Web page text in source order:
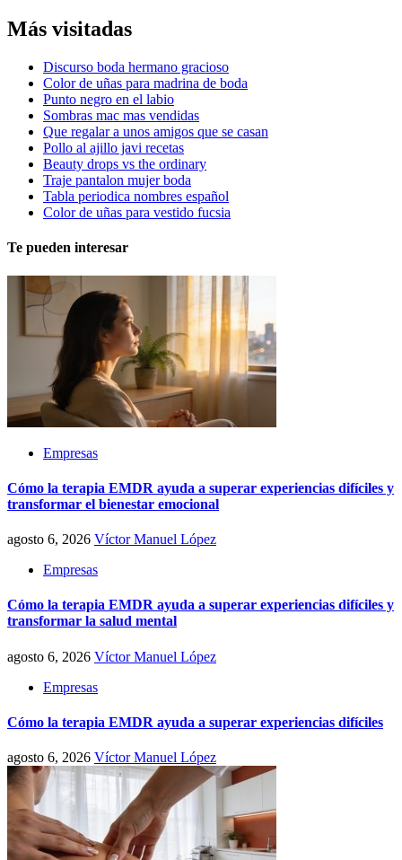
Más visitadas
Discurso boda hermano gracioso
Color de uñas para madrina de boda
Punto negro en el labio
Sombras mac mas vendidas
Que regalar a unos amigos que se casan
Pollo al ajillo javi recetas
Beauty drops vs the ordinary
Traje pantalon mujer boda
Tabla periodica nombres español
Color de uñas para vestido fucsia
Te pueden interesar
Empresas
Cómo la terapia EMDR ayuda a superar experiencias difíciles y
transformar el bienestar emocional
agosto 6, 2026 Víctor Manuel López
Empresas
Cómo la terapia EMDR ayuda a superar experiencias difíciles y
transformar la salud mental
agosto 6, 2026 Víctor Manuel López
Empresas
Cómo la terapia EMDR ayuda a superar experiencias difíciles
agosto 6, 2026 Víctor Manuel López